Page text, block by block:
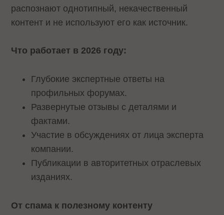
распознают однотипный, некачественный
контент и не используют его как источник.
Что работает в 2026 году:
Глубокие экспертные ответы на
профильных форумах.
Развернутые отзывы с деталями и
фактами.
Участие в обсуждениях от лица эксперта
компании.
Публикации в авторитетных отраслевых
изданиях.
От спама к полезному контенту